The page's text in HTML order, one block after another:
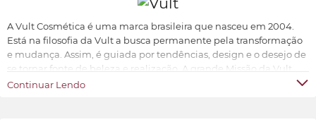
A Vult Cosmética é uma marca brasileira que nasceu em 2004.
Está na filosofia da Vult a busca permanente pela transformação
e mudança. Assim, é guiada por tendências, design e o desejo de
se tornar fonte de beleza e realização. A grande Missão da Vult
Cosmética é oferecer ao universo feminino a possibilidade de ter
Continuar Lendo